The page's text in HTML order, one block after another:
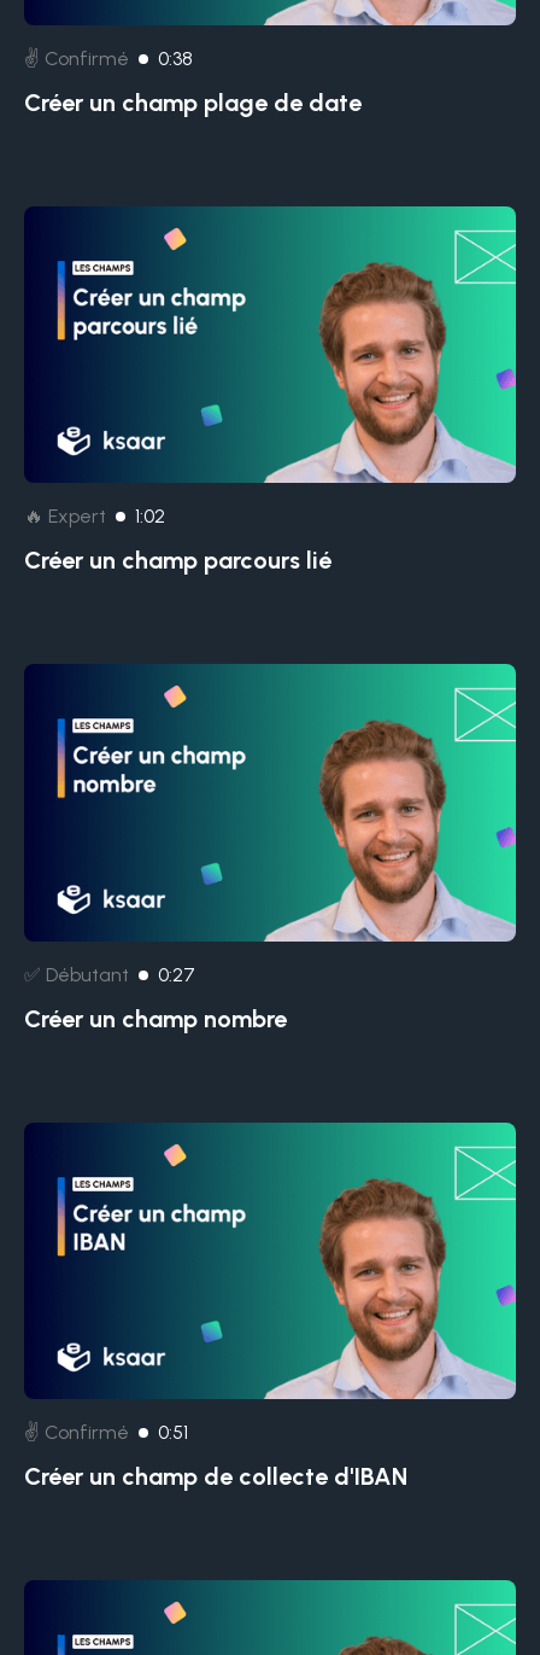
✌️ Confirmé 0:38
Créer un champ plage de date
🔥 Expert 1:02
Créer un champ parcours lié
✅ Débutant 0:27
Créer un champ nombre
✌️ Confirmé 0:51
Créer un champ de collecte d'IBAN